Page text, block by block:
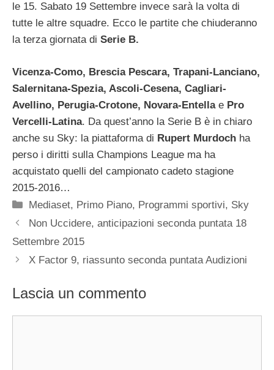
le 15. Sabato 19 Settembre invece sarà la volta di
tutte le altre squadre. Ecco le partite che chiuderanno
la terza giornata di Serie B.
Vicenza-Como, Brescia Pescara, Trapani-Lanciano,
Salernitana-Spezia, Ascoli-Cesena, Cagliari-
Avellino, Perugia-Crotone, Novara-Entellae Pro
Vercelli-Latina. Da quest’anno la Serie B è in chiaro
anche su Sky: la piattaforma di Rupert Murdoch ha
perso i diritti sulla Champions League ma ha
acquistato quelli del campionato cadeto stagione
2015-2016…
Categorie
Mediaset, Primo Piano, Programmi sportivi, Sky
Non Uccidere, anticipazioni seconda puntata 18
Settembre 2015
X Factor 9, riassunto seconda puntata Audizioni
Lascia un commento